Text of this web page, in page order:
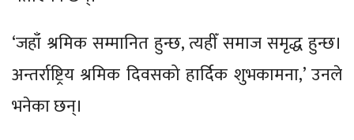
‘जहाँ श्रमिक सम्मानित हुन्छ, त्यहीँ समाज समृद्ध हुन्छ।
अन्तर्राष्ट्रिय श्रमिक दिवसको हार्दिक शुभकामना,’ उनले
भनेका छन्।